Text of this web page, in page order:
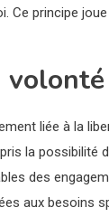
Ce principe
volonté
liée à la
la possibilité
des
aux besoins